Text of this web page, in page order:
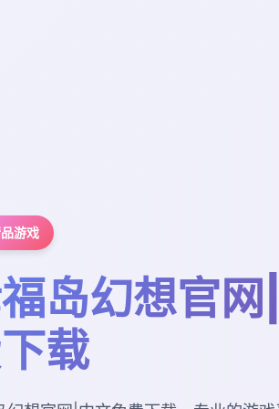
游戏
岛幻想官
载